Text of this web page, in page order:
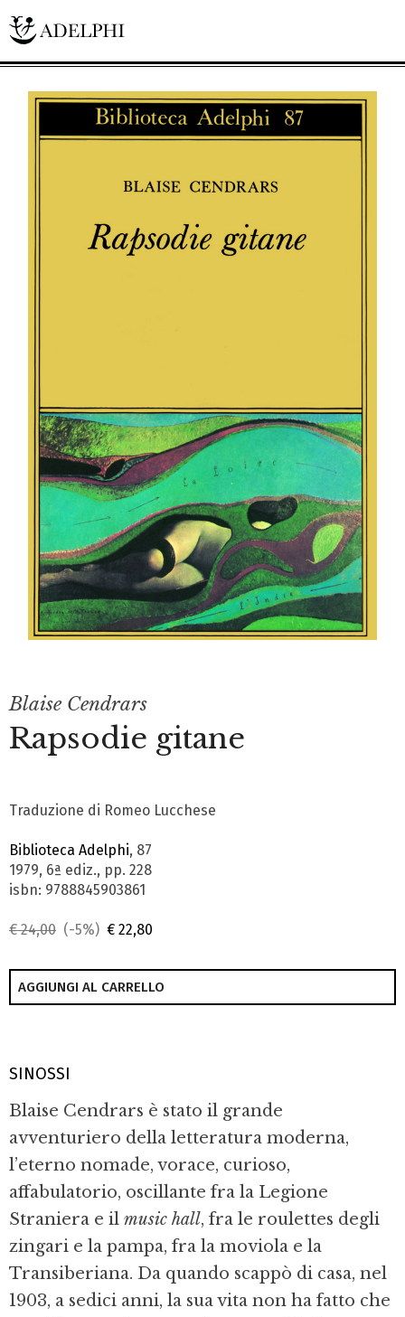
Blaise Cendrars
Rapsodie gitane
Traduzione di Romeo Lucchese
Biblioteca Adelphi, 87
1979, 6ª ediz., pp. 228
isbn: 9788845903861
€ 24,00 (-5%) € 22,80
AGGIUNGI AL CARRELLO
SINOSSI
Blaise Cendrars è stato il grande
avventuriero della letteratura moderna,
l’eterno nomade, vorace, curioso,
affabulatorio, oscillante fra la Legione
Straniera e il music hall, fra le roulettes degli
zingari e la pampa, fra la moviola e la
Transiberiana. Da quando scappò di casa, nel
1903, a sedici anni, la sua vita non ha fatto che